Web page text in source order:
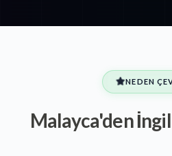
NEDEN
Malayca'den